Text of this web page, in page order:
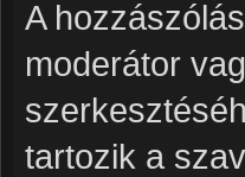
A
moderátor
tartozik a